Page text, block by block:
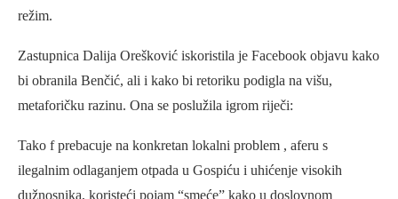
režim.
Zastupnica Dalija Orešković iskoristila je Facebook objavu kako
bi obranila Benčić, ali i kako bi retoriku podigla na višu,
metaforičku razinu. Ona se poslužila igrom riječi:
Tako f prebacuje na konkretan lokalni problem , aferu s
ilegalnim odlaganjem otpada u Gospiću i uhićenje visokih
dužnosnika, koristeći pojam “smeće” kako u doslovnom